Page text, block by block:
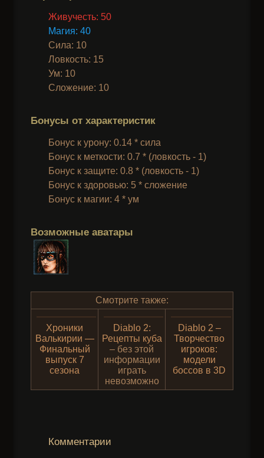
Живучесть: 50
Магия: 40
Сила: 10
Ловкость: 15
Ум: 10
Сложение: 10
Бонусы от характеристик
Бонус к урону: 0.14 * сила
Бонус к меткости: 0.7 * (ловкость - 1)
Бонус к защите: 0.8 * (ловкость - 1)
Бонус к здоровью: 5 * сложение
Бонус к магии: 4 * ум
Возможные аватары
Смотрите также:
Хроники
Валькирии —
Финальный
выпуск 7
сезона
Diablo 2:
Рецепты куба
– без этой
информации
играть
невозможно
Diablo 2 –
Творчество
игроков:
модели
боссов в 3D
Комментарии